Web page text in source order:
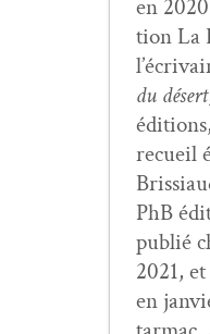
en
tion La
du désert
recueil
PhB
pub­lié
2021, et
en